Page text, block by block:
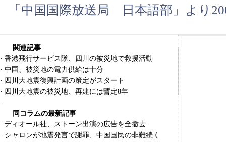
「中国国際放送局 日本語部」より
関連記事
· 香港飛行サービス隊、四川の被災地で救援活動
· 中国、被災地の電力供給は十分
· 四川大地震復興計画の策定がスタート
· 四川大地震の被災地、再建には暫定8年
·
同コラムの最新記事
· ディオール社、ストーン出演の広告を全撤去
· シャロンが地震発言で謝罪、中国国民の非難続く